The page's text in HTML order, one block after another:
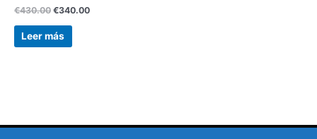
€430.00 €340.00
Leer más